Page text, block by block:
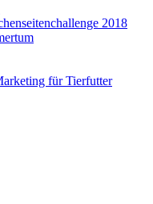
2018
für Tierfutter